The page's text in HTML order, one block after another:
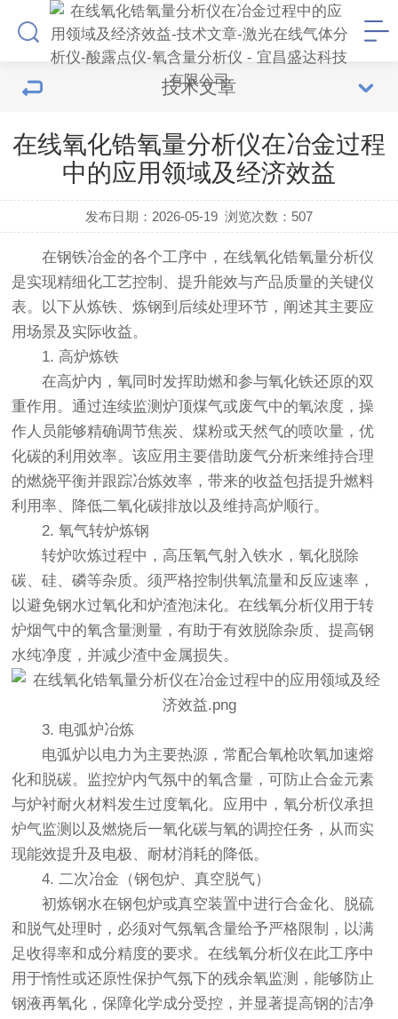
技术文章
在线氧化锆氧量分析仪在冶金过程
中的应用领域及经济效益
发布日期：2026-05-19 浏览次数： 507
在钢铁冶金的各个工序中，在线氧化锆氧量分析仪
是实现精细化工艺控制、提升能效与产品质量的关键仪
表。以下从炼铁、炼钢到后续处理环节，阐述其主要应
用场景及实际收益。
1. 高炉炼铁
在高炉内，氧同时发挥助燃和参与氧化铁还原的双
重作用。通过连续监测炉顶煤气或废气中的氧浓度，操
作人员能够精确调节焦炭、煤粉或天然气的喷吹量，优
化碳的利用效率。该应用主要借助废气分析来维持合理
的燃烧平衡并跟踪冶炼效率，带来的收益包括提升燃料
利用率、降低二氧化碳排放以及维持高炉顺行。
2. 氧气转炉炼钢
转炉吹炼过程中，高压氧气射入铁水，氧化脱除
碳、硅、磷等杂质。须严格控制供氧流量和反应速率，
以避免钢水过氧化和炉渣泡沫化。在线氧分析仪用于转
炉烟气中的氧含量测量，有助于有效脱除杂质、提高钢
水纯净度，并减少渣中金属损失。
3. 电弧炉冶炼
电弧炉以电力为主要热源，常配合氧枪吹氧加速熔
化和脱碳。监控炉内气氛中的氧含量，可防止合金元素
与炉衬耐火材料发生过度氧化。应用中，氧分析仪承担
炉气监测以及燃烧后一氧化碳与氧的调控任务，从而实
现能效提升及电极、耐材消耗的降低。
4. 二次冶金（钢包炉、真空脱气）
初炼钢水在钢包炉或真空装置中进行合金化、脱硫
和脱气处理时，必须对气氛氧含量给予严格限制，以满
足收得率和成分精度的要求。在线氧分析仪在此工序中
用于惰性或还原性保护气氛下的残余氧监测，能够防止
钢液再氧化，保障化学成分受控，并显著提高钢的洁净